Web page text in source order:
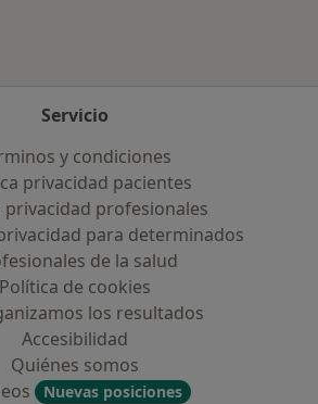
Servicio
y condiciones
privacidad pacientes
privacidad profesionales
para determinados
de la salud
Política de cookies
los resultados
Accesibilidad
Quiénes somos
Nuevas posiciones